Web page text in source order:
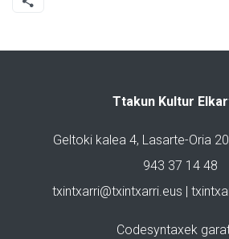
Ttakun Kultur
Geltoki kalea 4, Lasarte-Oria
943 37 14 48
txintxarri@txintxarri.eus |
Codesyntaxek